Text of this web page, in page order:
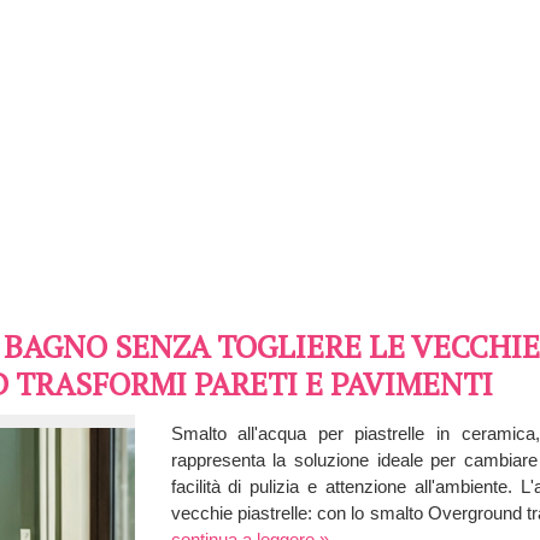
SENZA TOGLIERE LE
TRASFORMI PARETI E PAVIMENTI
Smalto all'acqua per piastrelle in
rappresenta la soluzione ideale per
facilità di pulizia e attenzione all'ambiente.
vecchie piastrelle: con lo smalto Overground